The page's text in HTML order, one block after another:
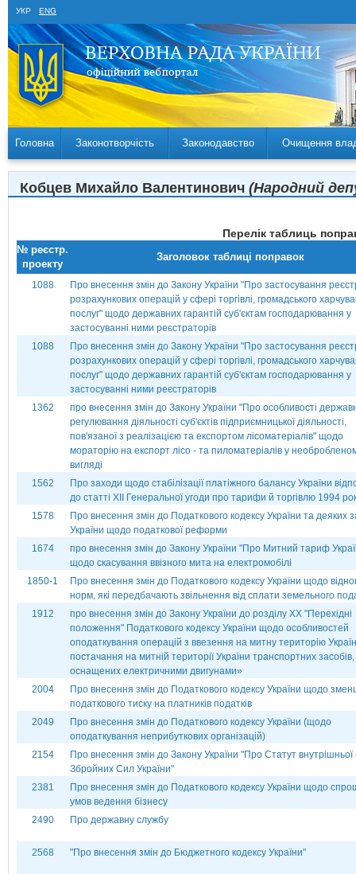
УКР ENG
Головна Законотворчість Законодавство Очищення
Кобцев Михайло Валентинович (Народний
Перелік таблиць
№ реєстр.
проекту
Заголовок таблиці поправок
1088
Про внесення змін до Закону України "Про застосування
розрахункових операцій у сфері торгівлі, громадського
послуг" щодо державних гарантій суб'єктам господарювання у
застосуванні ними реєстраторів
1088
Про внесення змін до Закону України "Про застосування
розрахункових операцій у сфері торгівлі, громадського
послуг" щодо державних гарантій суб'єктам господарювання у
застосуванні ними реєстраторів
1362
про внесення змін до Закону України "Про особливості
регулювання діяльності суб'єктів підприємницької діяльності,
пов'язаної з реалізацією та експортом лісоматеріалів" щодо
мораторію на експорт лісо - та пиломатеріалів у
вигляді
1562
Про заходи щодо стабілізації платіжного балансу України
до статті ХІІ Генеральної угоди про тарифи й торгівлю 1994
1578
Про внесення змін до Податкового кодексу України та деяких
України щодо податкової реформи
1674
про внесення змін до Закону України "Про Митний тариф
щодо скасування ввізного мита на електромобілі
1850-1
Про внесення змін до Податкового кодексу України щодо
норм, які передбачають звільнення від сплати земельного
1912
про внесення змін до Закону України до розділу ХХ "Перехідні
положення" Податкового кодексу України щодо особливостей
оподаткування операцій з ввезення на митну територію
постачання на митній території України транспортних засобів,
оснащених електричними двигунами»
2004
Про внесення змін до Податкового кодексу України щодо
податкового тиску на платників податків
2049
Про внесення змін до Податкового кодексу України (щодо
оподаткування неприбуткових організацій)
2154
Про внесення змін до Закону України "Про Статут
Збройних Сил України"
2381
Про внесення змін до Податкового кодексу України щодо
умов ведення бізнесу
2490
Про державну службу
2568 "Про внесення змін до Бюджетного кодексу України"